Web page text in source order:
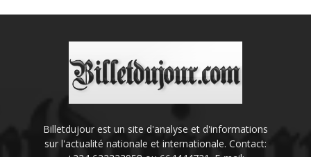
Billetdujour est un site d'analyse et d'informations
sur l'actualité nationale et internationale. Contact: